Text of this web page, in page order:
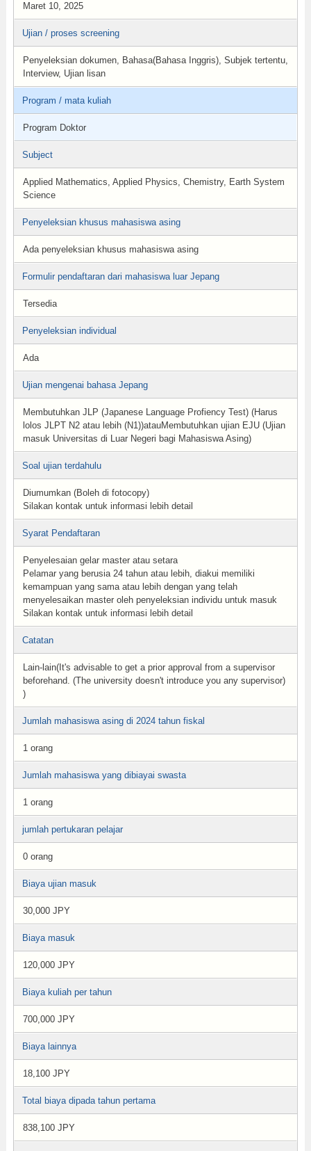
Maret 10, 2025
Ujian / proses screening
Penyeleksian dokumen, Bahasa(Bahasa Inggris), Subjek tertentu,
Interview, Ujian lisan
Program / mata kuliah
Program Doktor
Subject
Applied Mathematics, Applied Physics, Chemistry, Earth System
Science
Penyeleksian khusus mahasiswa asing
Ada penyeleksian khusus mahasiswa asing
Formulir pendaftaran dari mahasiswa luar Jepang
Tersedia
Penyeleksian individual
Ada
Ujian mengenai bahasa Jepang
Membutuhkan JLP (Japanese Language Profiency Test) (Harus
lolos JLPT N2 atau lebih (N1))atauMembutuhkan ujian EJU (Ujian
masuk Universitas di Luar Negeri bagi Mahasiswa Asing)
Soal ujian terdahulu
Diumumkan (Boleh di fotocopy)
Silakan kontak untuk informasi lebih detail
Syarat Pendaftaran
Penyelesaian gelar master atau setara
Pelamar yang berusia 24 tahun atau lebih, diakui memiliki
kemampuan yang sama atau lebih dengan yang telah
menyelesaikan master oleh penyeleksian individu untuk masuk
Silakan kontak untuk informasi lebih detail
Catatan
Lain-lain(It's advisable to get a prior approval from a supervisor
beforehand. (The university doesn't introduce you any supervisor)
)
Jumlah mahasiswa asing di 2024 tahun fiskal
1 orang
Jumlah mahasiswa yang dibiayai swasta
1 orang
jumlah pertukaran pelajar
0 orang
Biaya ujian masuk
30,000 JPY
Biaya masuk
120,000 JPY
Biaya kuliah per tahun
700,000 JPY
Biaya lainnya
18,100 JPY
Total biaya dipada tahun pertama
838,100 JPY